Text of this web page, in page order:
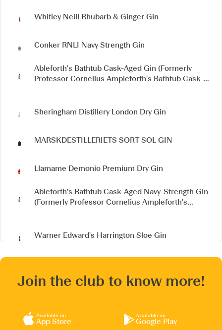
Whitley Neill Rhubarb & Ginger Gin
Conker RNLI Navy Strength Gin
Ableforth's Bathtub Cask-Aged Gin (Formerly
Professor Cornelius Ampleforth's Bathtub Cask-
Sheringham Distillery London Dry Gin
MARSKDESTILLERIETS SORT SOL GIN
Llamame Demonio Premium Dry Gin
Ableforth's Bathtub Cask-Aged Navy-Strength Gin
(Formerly Professor Cornelius Ampleforth's
Warner Edward's Harrington Sloe Gin
Join the club to know more!
Available on
App Store
Available on
Google Play